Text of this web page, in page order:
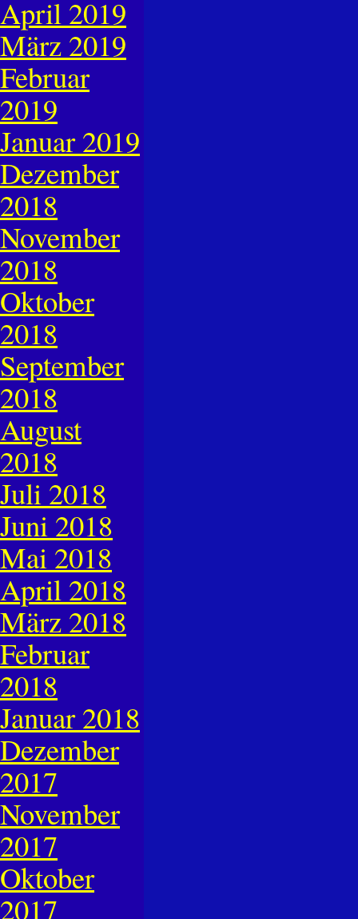
April 2019
März 2019
Februar
2019
Januar 2019
Dezember
2018
November
2018
Oktober
2018
September
2018
August
2018
Juli 2018
Juni 2018
Mai 2018
April 2018
März 2018
Februar
2018
Januar 2018
Dezember
2017
November
2017
Oktober
2017